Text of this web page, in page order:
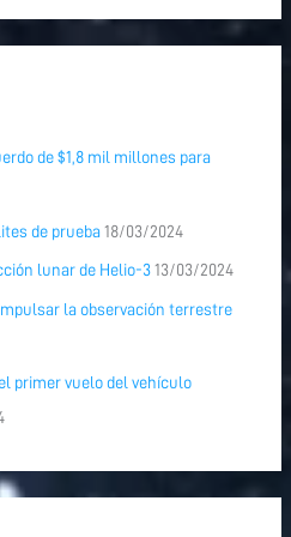
de $1,8 mil millones para
de prueba 18/03/2024
lunar de Helio-3 13/03/2024
la observación terrestre
primer vuelo del vehículo